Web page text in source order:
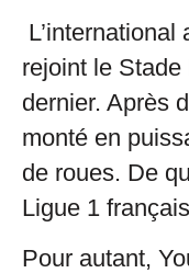
rejoint le
dernier. Après
monté en
de roues. De
Ligue 1
Pour autant,